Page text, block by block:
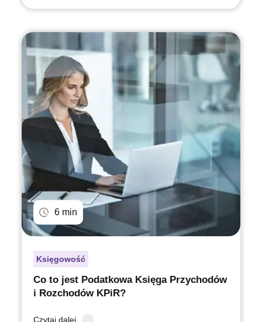
6 min
Księgowość
Co to jest Podatkowa Księga Przychodów
i Rozchodów KPiR?
Czytaj dalej